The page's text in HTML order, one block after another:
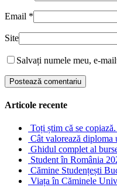
Email *
Site
Salvați numele meu, e-
Articole recente
Toți știm că se
Cât valorează diploma
Ghidul complet al
Student în România
Cămine Studențești
Viața în Căminele